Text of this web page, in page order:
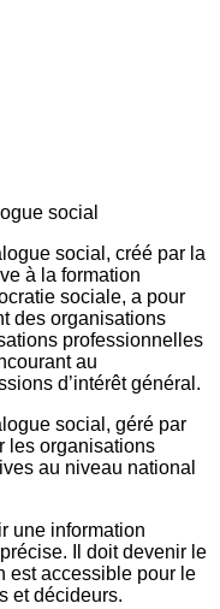
social, créé par la
à la formation
sociale, a pour
des organisations
professionnelles
au
d’intérêt général.
social, géré par
les organisations
au niveau national
une information
Il doit devenir le
est accessible pour le
et décideurs.